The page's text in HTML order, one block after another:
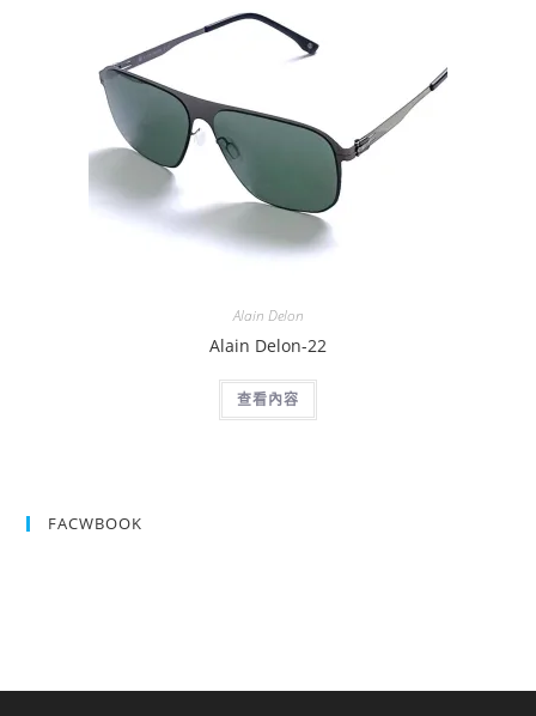
Alain Delon
Alain Delon-22
查看內容
FACWBOOK